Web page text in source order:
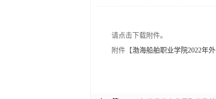
请点击下载附件。
附件【渤海船舶职业学院2022年